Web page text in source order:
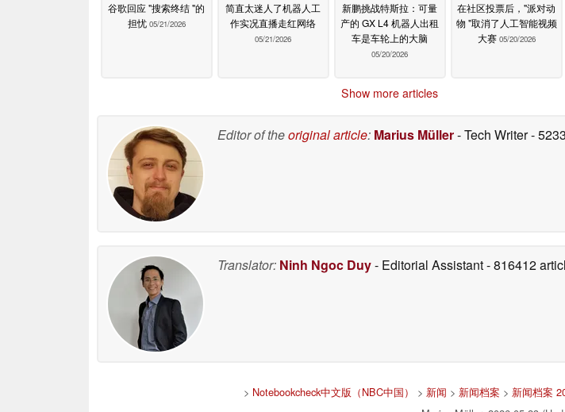
谷歌回应 "搜索终结 "的
担忧 05/21/2026
简直太迷人了机器人工
作实况直播走红网络
05/21/2026
新鹏挑战特斯拉：可量
产的 GX L4 机器人出租
车是车轮上的大脑
05/20/2026
在社区投票后，"派对动
物 "取消了人工智能视频
大赛 05/20/2026
Show more articles
Editor of theoriginal article: Marius Müller- Tech Writer-
Translator: Ninh Ngoc Duy- Editorial Assistant- 816412
> Notebookcheck中文版（NBC中国） > 新闻 > 新闻档案 > 新闻档案